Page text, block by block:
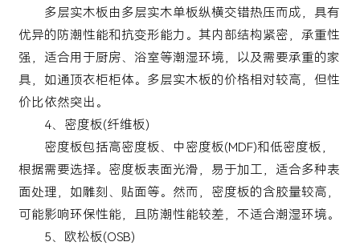
多层实木板由多层实木单板纵横交错热压而成，具有
优异的防潮性能和抗变形能力。其内部结构紧密，承重性
强，适合用于厨房、浴室等潮湿环境，以及需要承重的家
具，如通顶衣柜柜体。多层实木板的价格相对较高，但性
价比依然突出。
4、密度板(纤维板)
密度板包括高密度板、中密度板(MDF)和低密度板，
根据需要选择。密度板表面光滑，易于加工，适合多种表
面处理，如雕刻、贴面等。然而，密度板的含胶量较高，
可能影响环保性能，且防潮性能较差，不适合潮湿环境。
5、欧松板(OSB)